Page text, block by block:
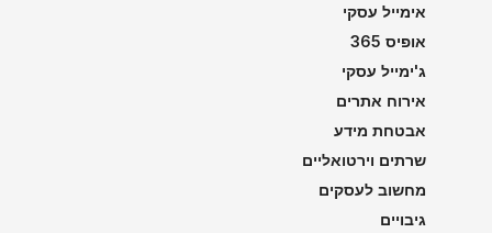
אימייל עסקי
אופיס 365
ג'ימייל עסקי
אירוח אתרים
אבטחת מידע
שרתים וירטואליים
מחשוב לעסקים
גיבויים